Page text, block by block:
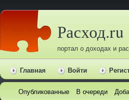
Расход.ru
портал о доходах и
Главная Войти
Опубликованные В очереди